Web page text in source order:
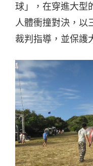
球」，在穿進大型
人體衝撞對決，以
裁判指導，並保護